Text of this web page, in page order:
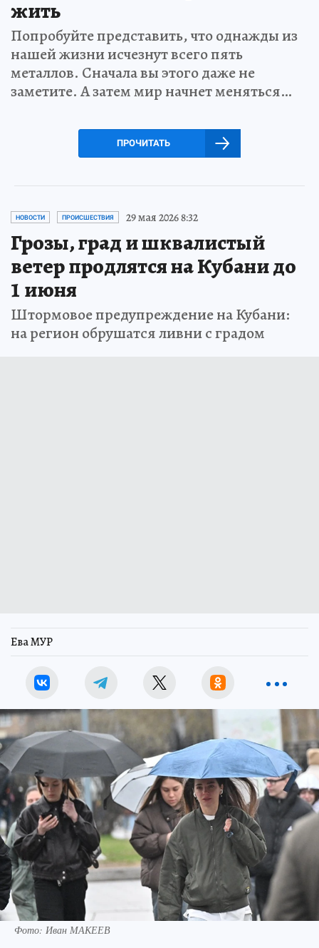
жить
Попробуйте представить, что однажды из
нашей жизни исчезнут всего пять
металлов. Сначала вы этого даже не
заметите. А затем мир начнет меняться…
ПРОЧИТАТЬ
НОВОСТИ ПРОИСШЕСТВИЯ 29 мая 2026 8:32
Грозы, град и шквалистый
ветер продлятся на Кубани до
1 июня
Штормовое предупреждение на Кубани:
на регион обрушатся ливни с градом
Ева МУР
Фото: Иван МАКЕЕВ